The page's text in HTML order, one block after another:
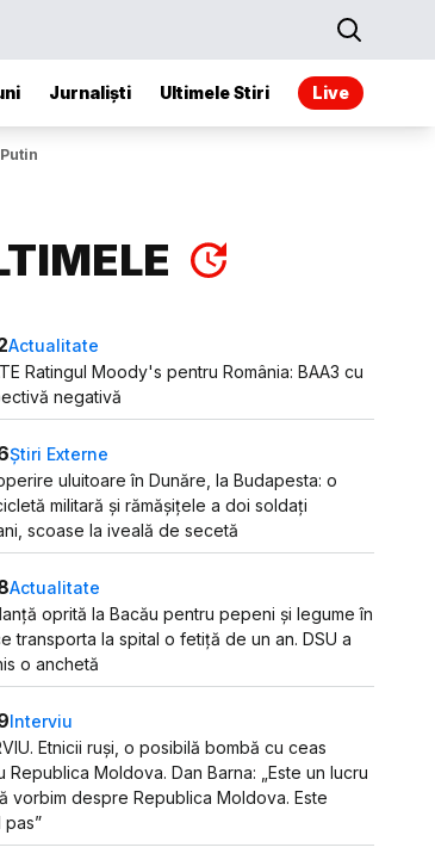
Jurnaliști Ultimele Stiri Live
Actualitate
Ratingul Moody's pentru România: BAA3 cu
negativă
Știri Externe
uluitoare în Dunăre, la Budapesta: o
militară și rămășițele a doi soldați
scoase la iveală de secetă
Actualitate
oprită la Bacău pentru pepeni și legume în
transporta la spital o fetiță de un an. DSU a
o anchetă
Interviu
Etnicii ruși, o posibilă bombă cu ceas
Republica Moldova. Dan Barna: „Este un lucru
vorbim despre Republica Moldova. Este
pas”